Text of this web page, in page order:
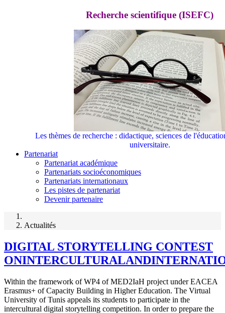
Recherche scientifique (ISEFC)
Les thèmes de recherche : didactique, sciences de
universitaire.
Partenariat
Partenariat académique
Partenariats socioéconomiques
Partenariats internationaux
Les pistes de partenariat
Devenir partenaire
Actualités
DIGITAL STORYTELLING CONTEST
Within the framework of WP4 of MED2IaH project under EACEA
Erasmus+ of Capacity Building in Higher Education. The Virtual
University of Tunis appeals its students to participate in the
intercultural digital storytelling competition. In order to prepare the